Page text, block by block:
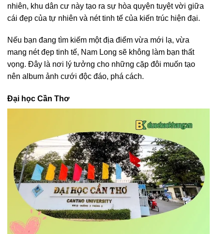
nhiên, khu dân cư này tạo ra sự hòa quyện tuyệt vời giữa
cái đẹp của tự nhiên và nét tinh tế của kiến trúc hiện đại.
Nếu bạn đang tìm kiếm một địa điểm vừa mới lạ, vừa
mang nét đẹp tinh tế, Nam Long sẽ không làm bạn thất
vọng. Đây là nơi lý tưởng cho những cặp đôi muốn tạo
nên album ảnh cưới độc đáo, phá cách.
Đại học Cần Thơ